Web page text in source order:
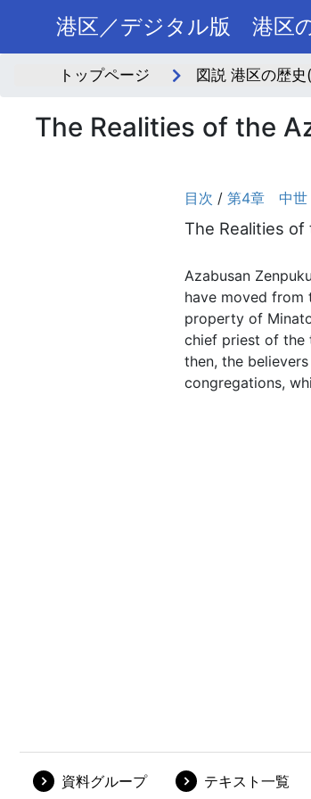
港区／デジタル版 港区
トップページ 図説 港区の歴
The Realities of the
資料グループ テキスト一覧